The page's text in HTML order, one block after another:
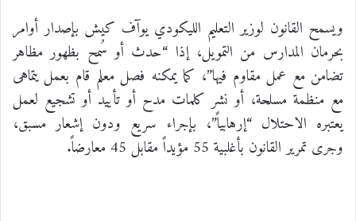
ويسمح القانون لوزير التعليم الليكودي يوآف كيش بإصدار أوامر
بحرمان المدارس من التمويل، إذا “حدث أو سُمح بظهور مظاهر
تضامن مع عمل مقاوم فيها”، كما يمكنه فصل معلم قام بعمل يتماهى
مع منظمة مسلحة، أو نشر كلمات مدح أو تأييد أو تشجيع لعمل
يعتبره الاحتلال “إرهابياً”، بإجراء سريع ودون إشعار مسبق،
وجرى تمرير القانون بأغلبية 55 مؤيداً مقابل 45 معارضاً.